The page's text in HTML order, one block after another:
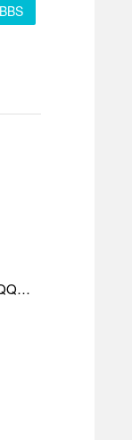
可以的，已经重置密码，可以加我一下QQ，留言后我就发密码给你。